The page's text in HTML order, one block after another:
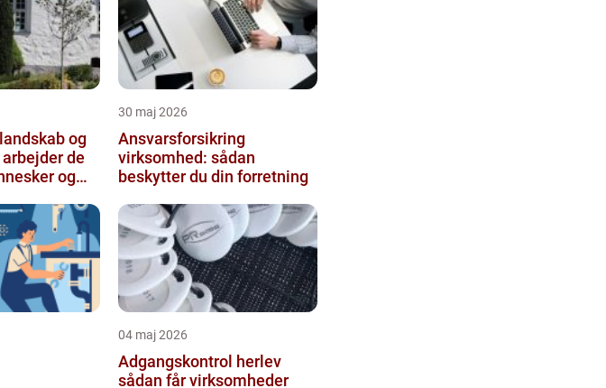
og
de
og
30 maj 2026
Ansvarsforsikring
virksomhed: sådan
beskytter du din forretning
04 maj 2026
Adgangskontrol herlev
sådan får virksomheder